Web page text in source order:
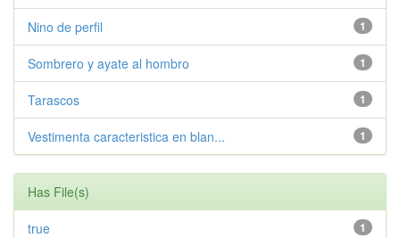
1
Nino de perfil
1
Sombrero y ayate al hombro
1
Tarascos
1
Vestimenta caracteristica en blan...
Has File(s)
1
true